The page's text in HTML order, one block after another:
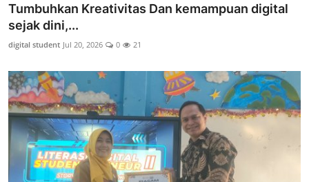
Tumbuhkan Kreativitas Dan kemampuan digital
sejak dini,...
digital student Jul 20, 2026 0 21